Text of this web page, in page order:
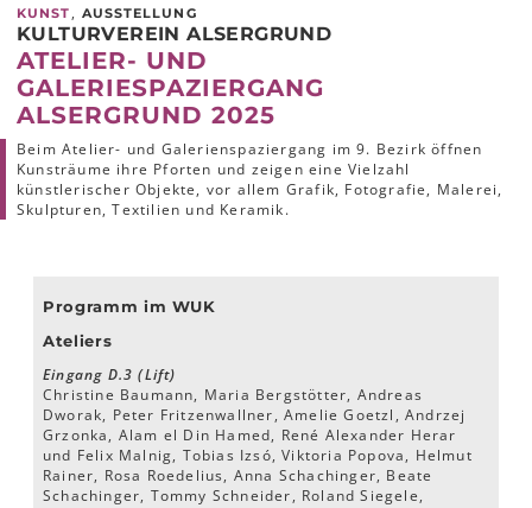
KUNST , AUSSTELLUNG
KULTURVEREIN ALSERGRUND
ATELIER- UND
GALERIESPAZIERGANG
ALSERGRUND 2025
Beim Atelier- und Galerienspaziergang im 9. Bezirk öffnen
Kunsträume ihre Pforten und zeigen eine Vielzahl
künstlerischer Objekte, vor allem Grafik, Fotografie, Malerei,
Skulpturen, Textilien und Keramik.
Programm im WUK
Ateliers
Eingang D.3 (Lift)
Christine Baumann, Maria Bergstötter, Andreas
Dworak, Peter Fritzenwallner, Amelie Goetzl, Andrzej
Grzonka, Alam el Din Hamed, René Alexander Herar
und Felix Malnig, Tobias Izsó, Viktoria Popova, Helmut
Rainer, Rosa Roedelius, Anna Schachinger, Beate
Schachinger, Tommy Schneider, Roland Siegele,